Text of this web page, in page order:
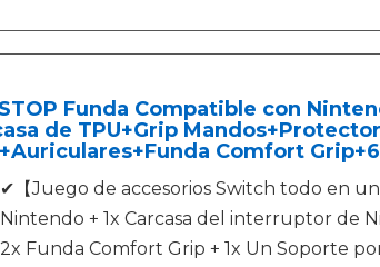
Funda Compatible con
de TPU+Grip
Comfort
✔【Juego de accesorios Switch todo en
Nintendo + 1x Carcasa del interruptor de
2x Funda Comfort Grip + 1x Un Soporte